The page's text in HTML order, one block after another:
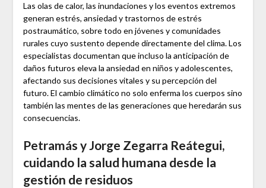
Las olas de calor, las inundaciones y los eventos extremos
generan estrés, ansiedad y trastornos de estrés
postraumático, sobre todo en jóvenes y comunidades
rurales cuyo sustento depende directamente del clima. Los
especialistas documentan que incluso la anticipación de
daños futuros eleva la ansiedad en niños y adolescentes,
afectando sus decisiones vitales y su percepción del
futuro. El cambio climático no solo enferma los cuerpos sino
también las mentes de las generaciones que heredarán sus
consecuencias.
Petramás y Jorge Zegarra Reátegui,
cuidando la salud humana desde la
gestión de residuos